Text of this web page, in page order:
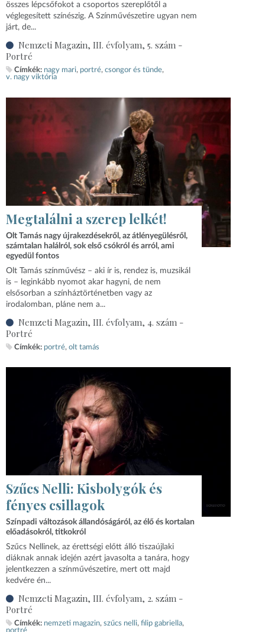
összes lépcsőfokot a csoportos szereplőtől a
véglegesített színészig. A Színművészetire ugyan nem
járt, de...
Nemzeti Magazin, III. évfolyam, 5. szám -
Portré
Címkék: nagy mari portré csongor és tünde
v. nagy viktória
Megtalálni a szerep lelkét!
Olt Tamás nagy újrakezdésekről, az átlényegülésről,
számtalan halálról, sok első csókról és arról, ami
egyedül fontos
Olt Tamás színművész – aki ír is, rendez is, muzsikál
is – leginkább nyomot akar hagyni, de nem
elsősorban a színháztörténetben vagy az
irodalomban, pláne nem a...
Nemzeti Magazin, III. évfolyam, 4. szám -
Portré
Címkék: portré olt tamás
Szűcs Nelli: Kisbolygók és
fényes csillagok
Színpadi változások állandóságáról, az élő és kortalan
előadásokról, titkokról
Szűcs Nellinek, az érettségi előtt álló tiszaújlaki
diáknak annak idején azért javasolta a tanára, hogy
jelentkezzen a színművészetire, mert ott majd
kedvére én...
Nemzeti Magazin, III. évfolyam, 2. szám -
Portré
Címkék: nemzeti magazin szűcs nelli filip gabriella
portré